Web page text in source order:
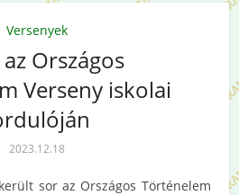
Versenyek
Országos
Verseny iskolai
2023.12.18
sor az Országos Történelem